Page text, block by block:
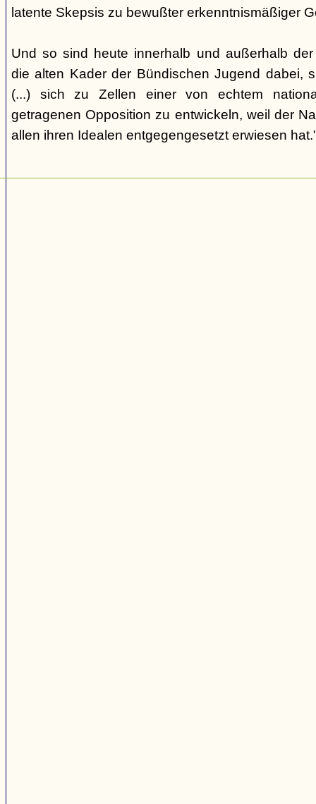
latente Skepsis zu bewußter erkenntnismäßiger
Und so sind heute innerhalb und außerhalb
die alten Kader der Bündischen Jugend dabei,
(...) sich zu Zellen einer von echtem
getragenen Opposition zu entwickeln, weil der
allen ihren Idealen entgegengesetzt erwiesen